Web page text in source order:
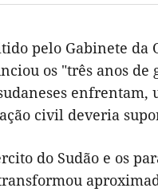
pelo Gabinete da
os "três anos
civil deveria
do Sudão e os